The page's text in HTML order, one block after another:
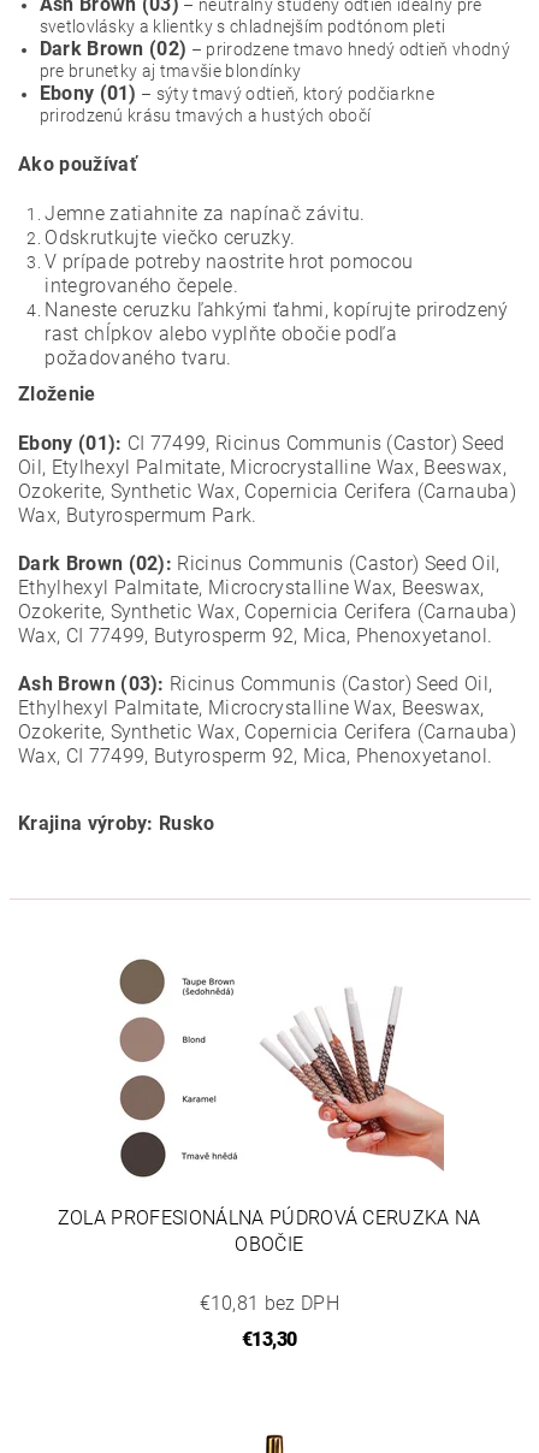
Ash Brown (03) – neutrálny studený odtieň ideálny pre
svetlovlásky a klientky s chladnejším podtónom pleti
Dark Brown (02) – prirodzene tmavo hnedý odtieň vhodný
pre brunetky aj tmavšie blondínky
Ebony (01) – sýty tmavý odtieň, ktorý podčiarkne
prirodzenú krásu tmavých a hustých obočí
Ako používať
Jemne zatiahnite za napínač závitu.
Odskrutkujte viečko ceruzky.
V prípade potreby naostrite hrot pomocou
integrovaného čepele.
Naneste ceruzku ľahkými ťahmi, kopírujte prirodzený
rast chĺpkov alebo vyplňte obočie podľa
požadovaného tvaru.
Zloženie
Ebony (01): CI 77499, Ricinus Communis (Castor) Seed
Oil, Etylhexyl Palmitate, Microcrystalline Wax, Beeswax,
Ozokerite, Synthetic Wax, Copernicia Cerifera (Carnauba)
Wax, Butyrospermum Park.
Dark Brown (02): Ricinus Communis (Castor) Seed Oil,
Ethylhexyl Palmitate, Microcrystalline Wax, Beeswax,
Ozokerite, Synthetic Wax, Copernicia Cerifera (Carnauba)
Wax, CI 77499, Butyrosperm 92, Mica, Phenoxyetanol.
Ash Brown (03): Ricinus Communis (Castor) Seed Oil,
Ethylhexyl Palmitate, Microcrystalline Wax, Beeswax,
Ozokerite, Synthetic Wax, Copernicia Cerifera (Carnauba)
Wax, CI 77499, Butyrosperm 92, Mica, Phenoxyetanol.
Krajina výroby: Rusko
ZOLA PROFESIONÁLNA PÚDROVÁ CERUZKA NA
OBOČIE
€10,81 bez DPH
€13,30